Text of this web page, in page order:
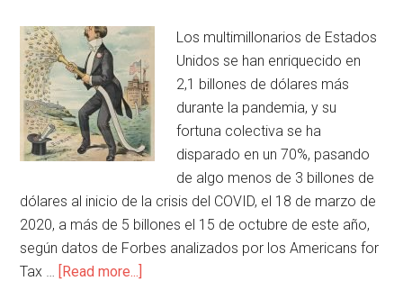
Los multimillonarios de Estados
Unidos se han enriquecido en
2,1 billones de dólares más
durante la pandemia, y su
fortuna colectiva se ha
disparado en un 70%, pasando
de algo menos de 3 billones de
dólares al inicio de la crisis del COVID, el 18 de marzo de
2020, a más de 5 billones el 15 de octubre de este año,
según datos de Forbes analizados por los Americans for
Tax … [Read more...]